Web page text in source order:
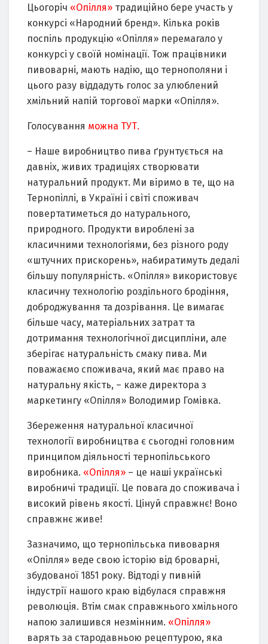
Цьогоріч «Опілля» традиційно бере участь у
конкурсі «Народний бренд». Кілька років
поспіль продукцію «Опілля» перемагало у
конкурсі у своїй номінації. Тож працівники
пивоварні, мають надію, що тернополяни і
цього разу віддадуть голос за улюблений
хмільний напій торгової марки «Опілля».
Голосування можна ТУТ.
– Наше виробництво пива ґрунтується на
давніх, живих традиціях створювати
натуральний продукт. Ми віримо в те, що на
Тернопіллі, в Україні і світі споживач
повертатиметься до натурального,
природного. Продукти вироблені за
класичними технологіями, без різного роду
«штучних прискорень», набиратимуть дедалі
більшу популярність. «Опілля» використовує
класичну технологію роздільного бродіння,
доброджування та дозрівання. Це вимагає
більше часу, матеріальних затрат та
дотримання технологічної дисципліни, але
зберігає натуральність смаку пива. Ми
поважаємо споживача, який має право на
натуральну якість, – каже директора з
маркетингу «Опілля» Володимир Гомівка.
Збереження натуральної класичної
технології виробництва є сьогодні головним
принципом діяльності тернопільського
виробника. «Опілля» – це наші українські
виробничі традиції. Це повага до споживача і
високий рівень якості. Цінуй справжнє! Воно
справжнє живе!
Зазначимо, що тернопільська пивоварня
«Опілля» веде свою історію від броварні,
збудованої 1851 року. Відтоді у пивній
індустрії нашого краю відбулася справжня
революція. Втім смак справжнього хмільного
напою залишився незмінним. «Опілля»
варять за стародавньою рецептурою, яка